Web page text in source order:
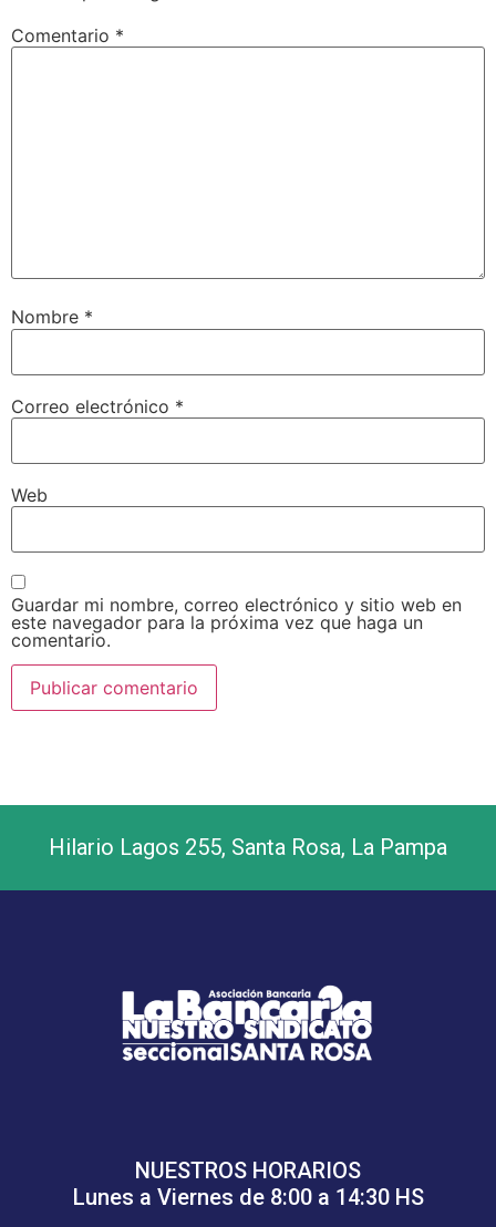
Comentario *
Nombre *
Correo electrónico *
Web
Guardar mi nombre, correo electrónico y sitio web en
este navegador para la próxima vez que haga un
comentario.
Hilario Lagos 255, Santa Rosa, La Pampa
NUESTROS HORARIOS
Lunes a Viernes de 8:00 a 14:30 HS